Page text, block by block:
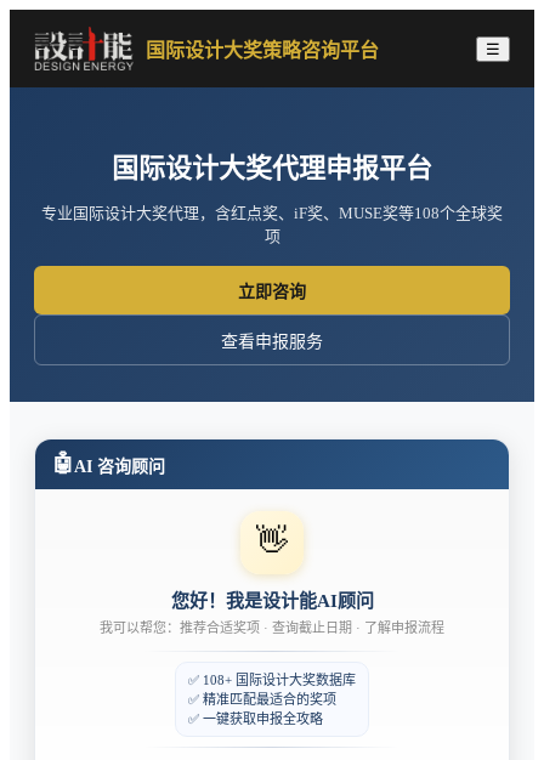
国际设计大奖策略咨询平台 ☰
国际设计大奖代理申报平台
专业国际设计大奖代理，含红点奖、iF奖、MUSE奖等108个全球奖
项
立即咨询
查看申报服务
🤖 AI 咨询顾问
👋
您好！我是设计能AI顾问
我可以帮您：推荐合适奖项 · 查询截止日期 · 了解申报流程
✅ 108+ 国际设计大奖数据库
✅ 精准匹配最适合的奖项
✅ 一键获取申报全攻略